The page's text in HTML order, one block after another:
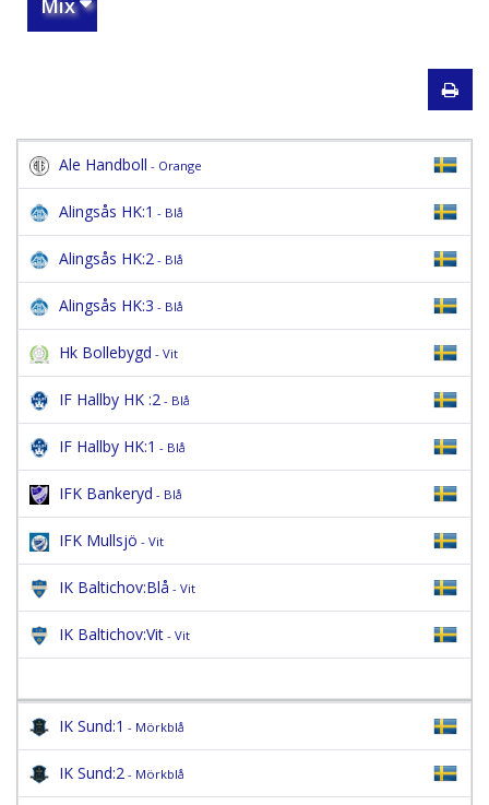
Mix
Ale Handboll - Orange
Alingsås HK:1 - Blå
Alingsås HK:2 - Blå
Alingsås HK:3 - Blå
Hk Bollebygd - Vit
IF Hallby HK :2 - Blå
IF Hallby HK:1 - Blå
IFK Bankeryd - Blå
IFK Mullsjö - Vit
IK Baltichov:Blå - Vit
IK Baltichov:Vit - Vit
IK Sund:1 - Mörkblå
IK Sund:2 - Mörkblå